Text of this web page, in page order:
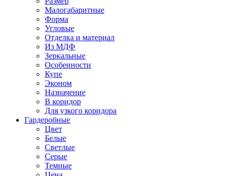
Малогабаритные
Форма
Угловые
Отделка и материал
Из МДФ
Зеркальные
Особенности
Купе
Эконом
Назначение
В коридор
Для узкого коридора
Гардеробные
Цвет
Белые
Светлые
Серые
Темные